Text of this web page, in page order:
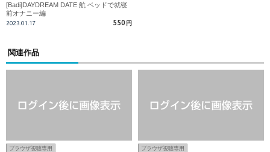
[Badi]DAYDREAM DATE 航 ベッドで就寝
前オナニー編
2023.01.17 550 円
関連作品
ブラウザ視聴専用 ブラウザ視聴専用